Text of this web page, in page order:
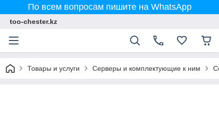
По всем вопросам пишите на WhatsApp
too-chester.kz
Товары и услуги Серверы и комплектующие к ним